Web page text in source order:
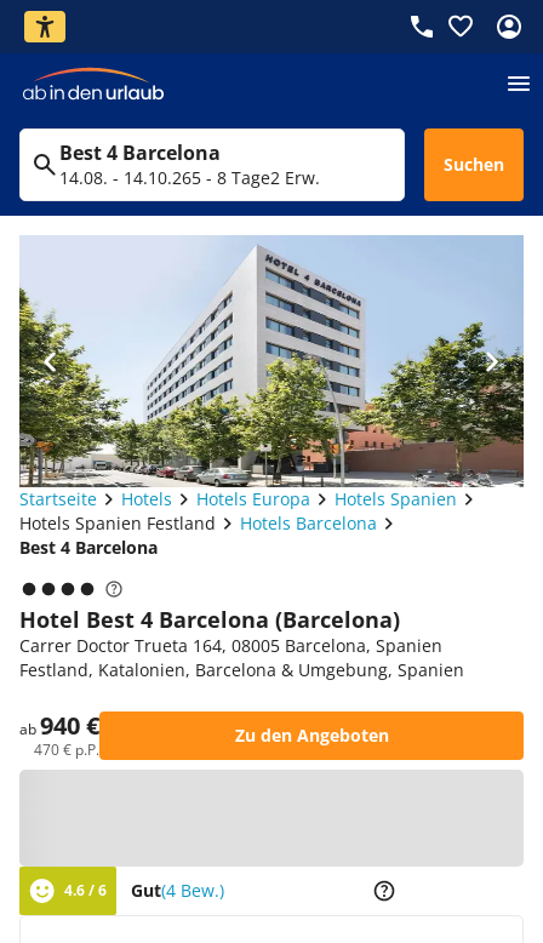
Best 4 Barcelona
14.08. - 14.10.265 - 8 Tage2 Erw.
Suchen
Startseite Hotels Hotels Europa
Hotels Spanien
Hotels Spanien Festland
Hotels Barcelona
Best 4 Barcelona
Hotel Best 4 Barcelona (Barcelona)
Carrer Doctor Trueta 164, 08005 Barcelona, Spanien
Festland, Katalonien, Barcelona & Umgebung, Spanien
ab940 €
470 € p.P.
Zu den Angeboten
4.6 / 6 Gut(4 Bew.)